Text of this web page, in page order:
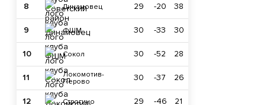
8 Динамовец 29 -20 38
9 ФШМ 30 -33 30
10 Сокол 30 -52 28
11
Локомотив-
Перово
30 -37 26
12 Строгино 29 -46 21